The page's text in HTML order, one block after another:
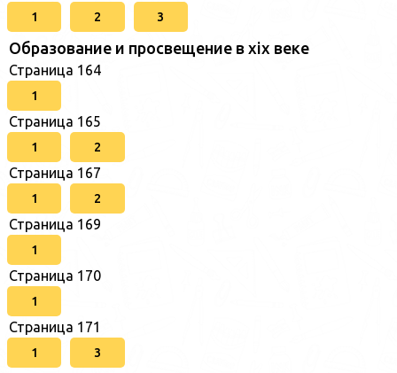
1 2 3
Образование и просвещение в xix веке
Страница 164
1
Страница 165
1 2
Страница 167
1 2
Страница 169
1
Страница 170
1
Страница 171
1 3